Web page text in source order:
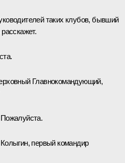
таких клубов, бывший
Главнокомандующий,
первый командир